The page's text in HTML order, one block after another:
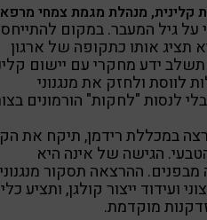
קלינית, מנהלת מגמת צמחי מרפא
על גיל המעבר. במקום להתייחס
תציג אותו כתקופה של ארגון
ידע מחקרי עם יישום
לווסת ולחזק את מנגנוני
לנסות "לחקות" הורמונים
במכללת רידמן, תיקח את
הגישה של אינה היא
ההרצאה תסקור
ועידוד ייצור קולגן, ותציע
מוקדמת.